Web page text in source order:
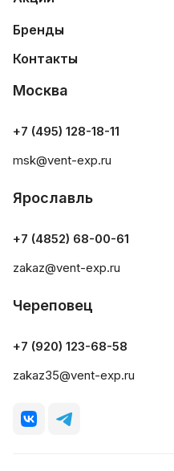
Бренды
Контакты
Москва
+7 (495) 128-18-11
msk@vent-exp.ru
Ярославль
+7 (4852) 68-00-61
zakaz@vent-exp.ru
Череповец
+7 (920) 123-68-58
zakaz35@vent-exp.ru